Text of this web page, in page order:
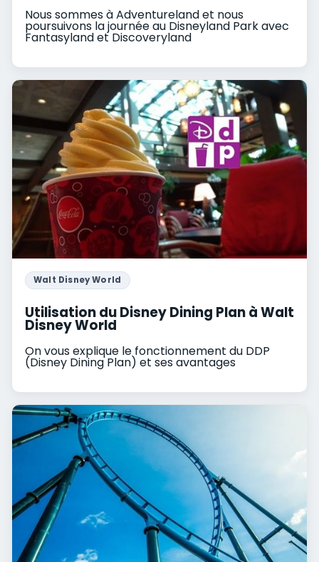
Nous sommes à Adventureland et nous
poursuivons la journée au Disneyland Park avec
Fantasyland et Discoveryland
Walt Disney World
Utilisation du Disney Dining Plan à Walt
Disney World
On vous explique le fonctionnement du DDP
(Disney Dining Plan) et ses avantages